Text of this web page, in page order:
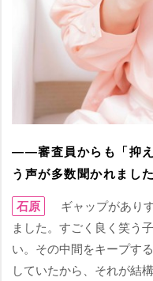
――審査員からも「抑
う声が多数聞かれました
石原
ギャップがあり
ました。すごく良く笑う
い。その中間をキープす
していたから、それが結